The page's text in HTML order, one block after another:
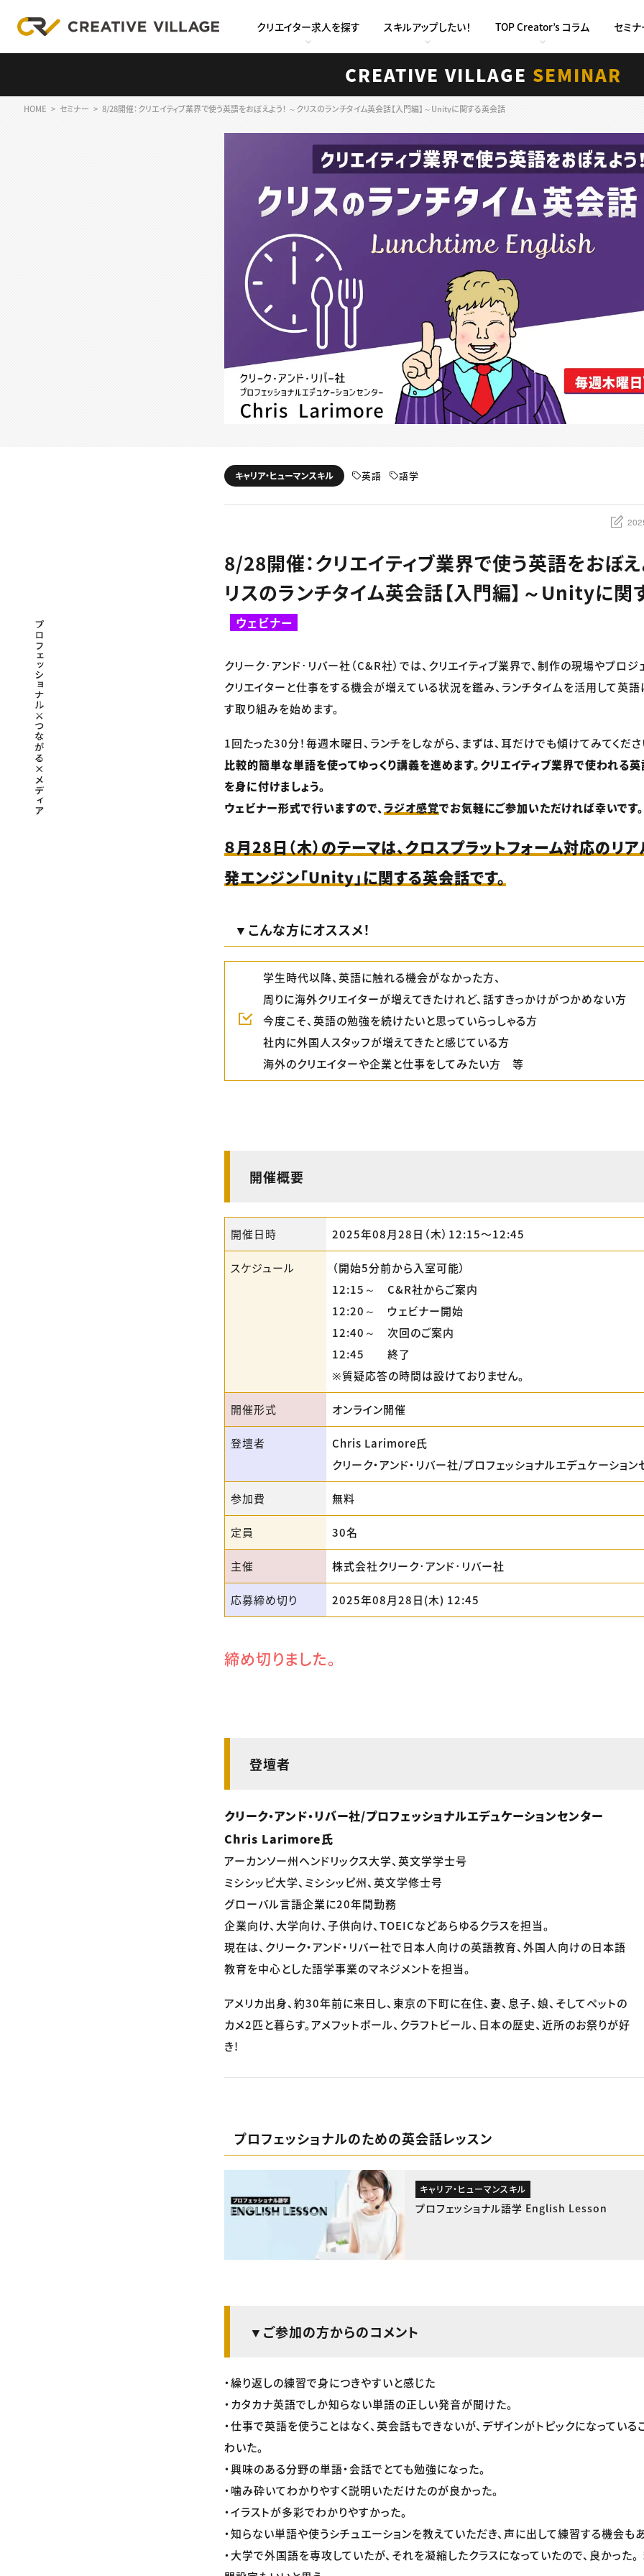
クリエイター求人を探す スキルアップしたい！ TOP Creator’s コラム セミ
CREATIVE VILLAGE SEMINAR
HOME セミナー 8/28開催：クリエイティブ業界で使う英語をおぼえよう！ ～クリスのランチタイム英会話【入門編】～Unityに関する英会話
プロフェッショナル×つながる×メディア
キャリア・ヒューマンスキル 英語 語学
8/28開催：クリエイティブ業界で使う英語をおぼえ
リスのランチタイム英会話【入門編】～Unityに関
ウェビナー
クリーク･アンド･リバー社（C&R社）では、クリエイティブ業界で、制作の現場やプロジ
クリエイターと仕事をする機会が増えている状況を鑑み、ランチタイムを活用して英
す取り組みを始めます。
1回たった30分！毎週木曜日、ランチをしながら、まずは、耳だけでも傾けてみてくださ
比較的簡単な単語を使ってゆっくり講義を進めます。クリエイティブ業界で使われる
を身に付けましょう。
ウェビナー形式で行いますので、ラジオ感覚でお気軽にご参加いただければ幸いです。
８月28日（木）のテーマは、クロスプラットフォーム対応のリ
発エンジン「Unity」に関する英会話です。
▼こんな方にオススメ！
学生時代以降、英語に触れる機会がなかった方、
周りに海外クリエイターが増えてきたけれど、話すきっかけがつかめない方
今度こそ、英語の勉強を続けたいと思っていらっしゃる方
社内に外国人スタッフが増えてきたと感じている方
海外のクリエイターや企業と仕事をしてみたい方 等
開催概要
開催日時 2025年08月28日（木）12:15〜12:45
スケジュール
（開始5分前から入室可能）
12:15～ C&R社からご案内
12:20～ ウェビナー開始
12:40～ 次回のご案内
12:45 終了
※質疑応答の時間は設けておりません。
開催形式 オンライン開催
登壇者
Chris Larimore氏
クリーク・アンド・リバー社/プロフェッショナルエデュケーション
参加費 無料
定員 30名
主催 株式会社クリーク･アンド･リバー社
応募締め切り 2025年08月28日(木) 12:45
締め切りました。
登壇者
クリーク・アンド・リバー社/プロフェッショナルエデュケーションセンター
Chris Larimore氏
アーカンソー州ヘンドリックス大学、英文学学士号
ミシシッピ大学、ミシシッピ州、英文学修士号
グローバル言語企業に20年間勤務
企業向け、大学向け、子供向け、TOEICなどあらゆるクラスを担当。
現在は、クリーク・アンド・リバー社で日本人向けの英語教育、外国人向けの日本語
教育を中心とした語学事業のマネジメントを担当。
アメリカ出身、約30年前に来日し、東京の下町に在住、妻、息子、娘、そしてペットの
カメ2匹と暮らす。アメフットボール、クラフトビール、日本の歴史、近所のお祭りが好
き!
プロフェッショナルのための英会話レッスン
キャリア・ヒューマンスキル
プロフェッショナル語学 English Lesson
▼ご参加の方からのコメント
・繰り返しの練習で身につきやすいと感じた
・カタカナ英語でしか知らない単語の正しい発音が聞けた。
・仕事で英語を使うことはなく、英会話もできないが、デザインがトピックになっている
わいた。
・興味のある分野の単語・会話でとても勉強になった。
・噛み砕いてわかりやすく説明いただけたのが良かった。
・イラストが多彩でわかりやすかった。
・知らない単語や使うシチュエーションを教えていただき、声に出して練習する機会も
・大学で外国語を専攻していたが、それを凝縮したクラスになっていたので、良かった